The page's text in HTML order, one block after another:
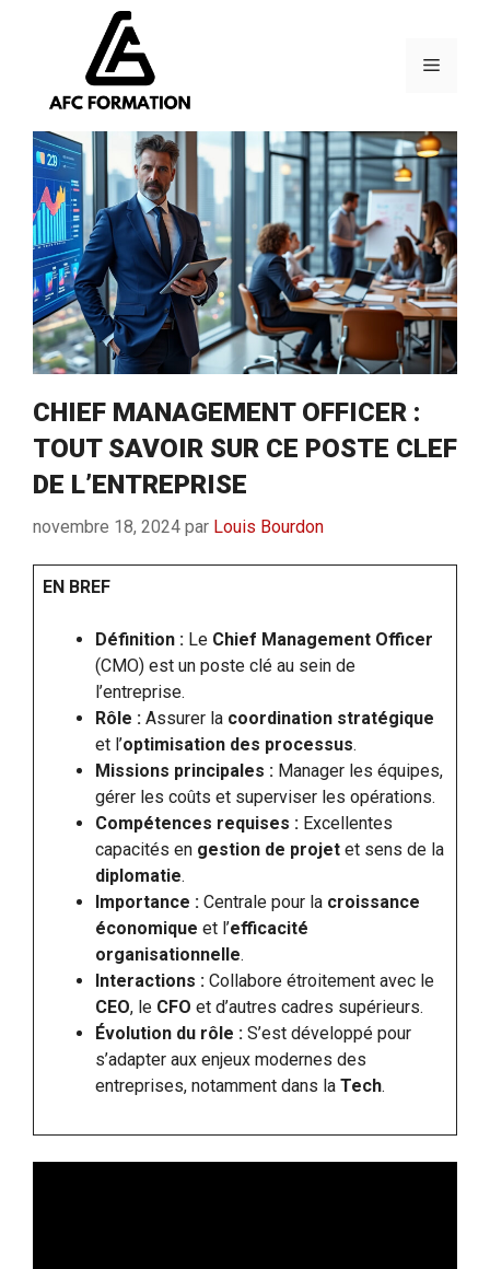
Menu
CHIEF MANAGEMENT OFFICER :
TOUT SAVOIR SUR CE POSTE CLEF
DE L’ENTREPRISE
novembre 18, 2024 par Louis Bourdon
EN BREF
Définition : Le Chief Management Officer
(CMO) est un poste clé au sein de
l’entreprise.
Rôle : Assurer la coordination stratégique
et l’optimisation des processus.
Missions principales : Manager les équipes,
gérer les coûts et superviser les opérations.
Compétences requises : Excellentes
capacités en gestion de projet et sens de la
diplomatie.
Importance : Centrale pour la croissance
économique et l’efficacité
organisationnelle.
Interactions : Collabore étroitement avec le
CEO, le CFO et d’autres cadres supérieurs.
Évolution du rôle : S’est développé pour
s’adapter aux enjeux modernes des
entreprises, notamment dans la Tech.